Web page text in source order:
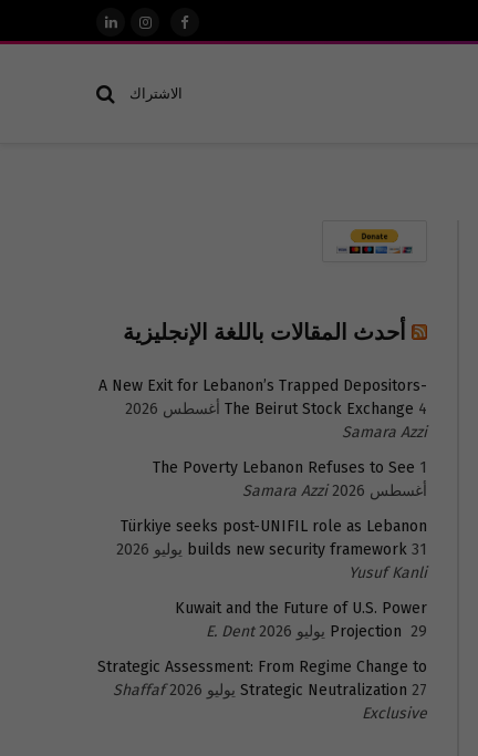
فيسبوكالانستغرام
لينكدإن
الاشتراك
أحدث المقالات باللغة الإنجليزية
A New Exit for Lebanon’s Trapped Depositors-
The Beirut Stock Exchange 4 أغسطس 2026
Samara Azzi
The Poverty Lebanon Refuses to See 1
أغسطس 2026
Samara Azzi
Türkiye seeks post-UNIFIL role as Lebanon
builds new security framework 31 يوليو 2026
Yusuf Kanli
Kuwait and the Future of U.S. Power
Projection 29 يوليو 2026
E. Dent
Strategic Assessment: From Regime Change to
Strategic Neutralization 27 يوليو 2026
Shaffaf
Exclusive